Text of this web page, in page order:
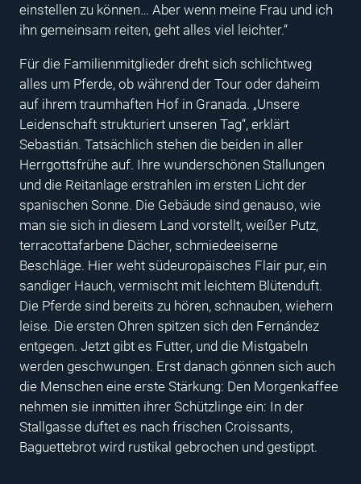
einstellen zu können… Aber wenn meine Frau und ich
ihn gemeinsam reiten, geht alles viel leichter.“
Für die Familienmitglieder dreht sich schlichtweg
alles um Pferde, ob während der Tour oder daheim
auf ihrem traumhaften Hof in Granada. „Unsere
Leidenschaft strukturiert unseren Tag“, erklärt
Sebastián. Tatsächlich stehen die beiden in aller
Herrgottsfrühe auf. Ihre wunderschönen Stallungen
und die Reitanlage erstrahlen im ersten Licht der
spanischen Sonne. Die Gebäude sind genauso, wie
man sie sich in diesem Land vorstellt, weißer Putz,
terracottafarbene Dächer, schmiedeeiserne
Beschläge. Hier weht südeuropäisches Flair pur, ein
sandiger Hauch, vermischt mit leichtem Blütenduft.
Die Pferde sind bereits zu hören, schnauben, wiehern
leise. Die ersten Ohren spitzen sich den Fernández
entgegen. Jetzt gibt es Futter, und die Mistgabeln
werden geschwungen. Erst danach gönnen sich auch
die Menschen eine erste Stärkung: Den Morgenkaffee
nehmen sie inmitten ihrer Schützlinge ein: In der
Stallgasse duftet es nach frischen Croissants,
Baguettebrot wird rustikal gebrochen und gestippt.